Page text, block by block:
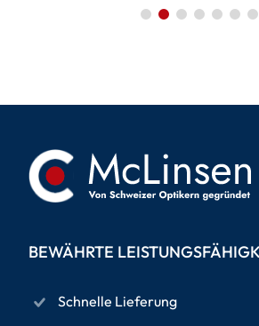
BEWÄHRTE
Schnelle Lieferung